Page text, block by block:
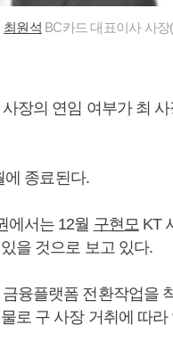
최원석 BC카드 대표이사 사
장의 연임 여부가 최
에 종료된다.
에서는 12월 구현모KT
을 것으로 보고 있다.
융플랫폼 전환작업을
로 구 사장 거취에 따